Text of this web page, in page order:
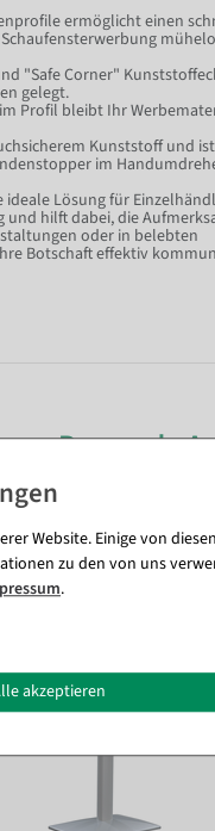
ermöglicht einen
"Safe Corner"
gelegt.
Profil bleibt Ihr
Kunststoff und
im
Lösung für
und hilft dabei, die
oder in belebten
Botschaft effektiv
Passende
Website. Einige von
zu den von uns
.
akzeptieren